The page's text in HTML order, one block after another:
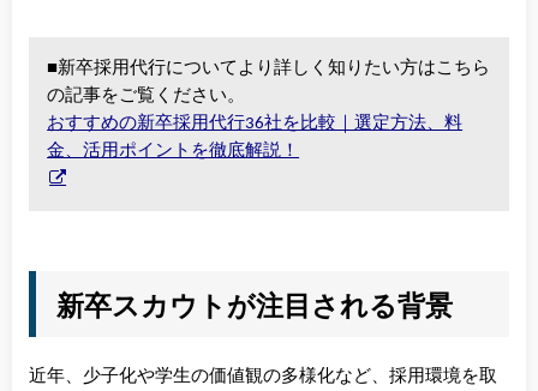
■新卒採用代行についてより詳しく知りたい方はこちら
の記事をご覧ください。
おすすめの新卒採用代行36社を比較｜選定方法、料
金、活用ポイントを徹底解説！
新卒スカウトが注目される背景
近年、少子化や学生の価値観の多様化など、採用環境を取